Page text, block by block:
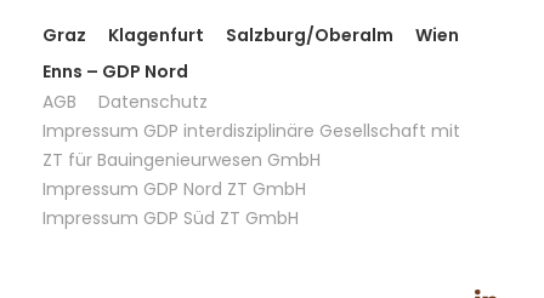
Graz Klagenfurt Salzburg/Oberalm
Wien
Enns – GDP Nord
AGB
Datenschutz
Impressum GDP interdisziplinäre Gesellschaft mit
ZT für Bauingenieurwesen GmbH
Impressum GDP Nord ZT GmbH
Impressum GDP Süd ZT GmbH